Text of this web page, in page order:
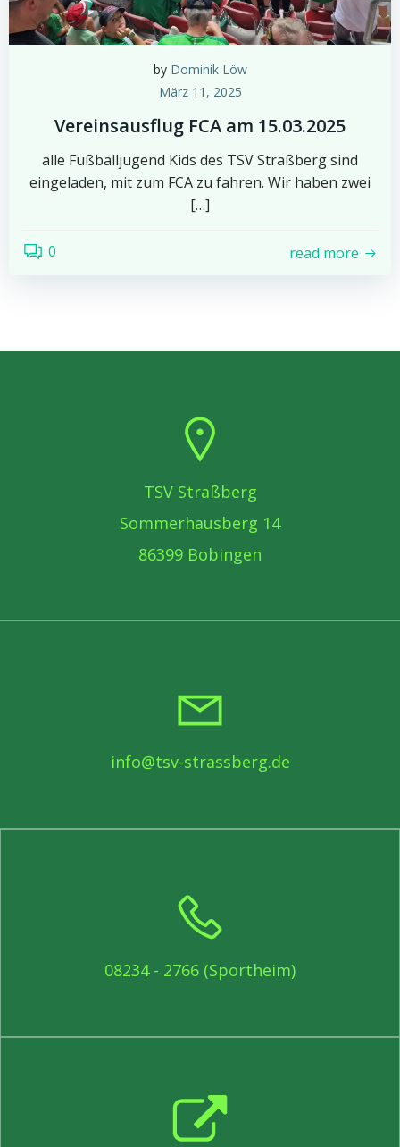
by Dominik Löw
März 11, 2025
Vereinsausflug FCA am 15.03.2025
alle Fußballjugend Kids des TSV Straßberg sind
eingeladen, mit zum FCA zu fahren. Wir haben zwei
[…]
0 read more
TSV Straßberg
Sommerhausberg 14
86399 Bobingen
info@tsv-strassberg.de
08234 - 2766 (Sportheim)